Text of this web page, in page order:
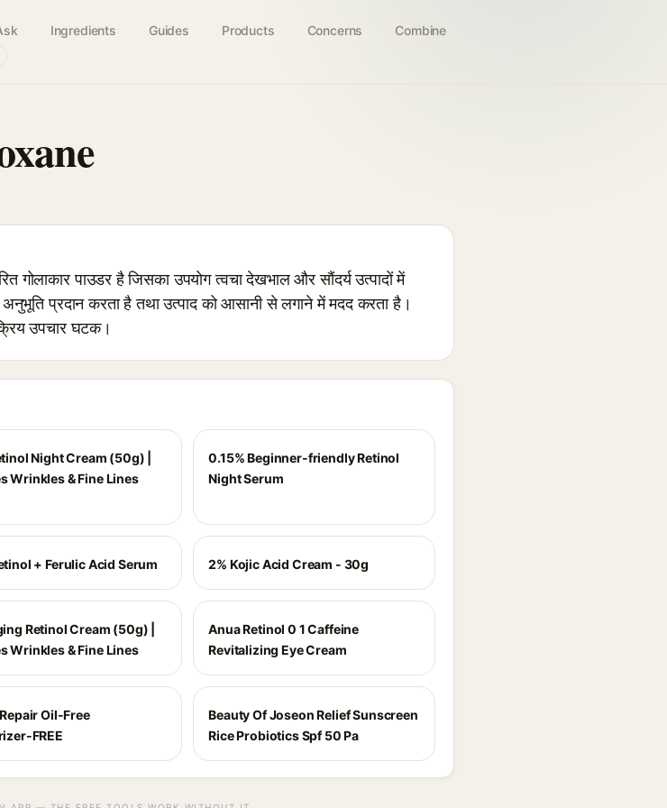
Ingredients Guides Products Concerns Combine
पाउडर है जिसका उपयोग त्वचा देखभाल और सौंदर्य उत्पादों में
प्रदान करता है तथा उत्पाद को आसानी से लगाने में मदद करता है।
उपचार घटक।
Night Cream (50g) |
Wrinkles & Fine Lines
0.15% Beginner-friendly Retinol
Night Serum
+ Ferulic Acid Serum 2% Kojic Acid Cream - 30g
Retinol Cream (50g) |
Wrinkles & Fine Lines
Anua Retinol 0 1 Caffeine
Revitalizing Eye Cream
Oil-Free
FREE
Beauty Of Joseon Relief Sunscreen
Rice Probiotics Spf 50 Pa